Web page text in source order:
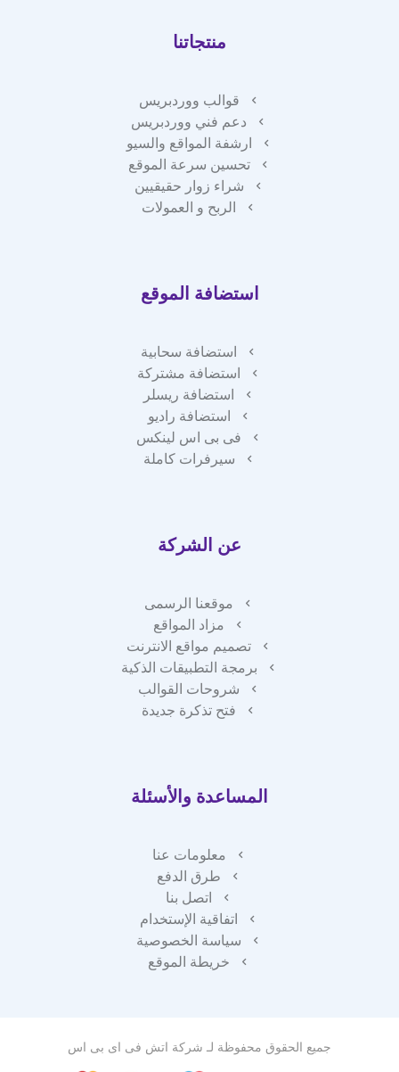
منتجاتنا
قوالب ووردبريس
دعم فني ووردبريس
ارشفة المواقع والسيو
تحسين سرعة الموقع
شراء زوار حقيقيين
الربح و العمولات
استضافة الموقع
استضافة سحابية
استضافة مشتركة
استضافة ريسلر
استضافة راديو
فى بى اس لينكس
سيرفرات كاملة
عن الشركة
موقعنا الرسمى
مزاد المواقع
تصميم مواقع الانترنت
برمجة التطبيقات الذكية
شروحات القوالب
فتح تذكرة جديدة
المساعدة والأسئلة
معلومات عنا
طرق الدفع
اتصل بنا
اتفاقية الإستخدام
سياسة الخصوصية
خريطة الموقع
جميع الحقوق محفوظة لـ شركة اتش فى اى بى اس